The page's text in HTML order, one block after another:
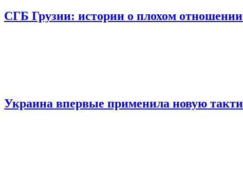
СГБ Грузии: истории о плохом
Украина впервые применила новую